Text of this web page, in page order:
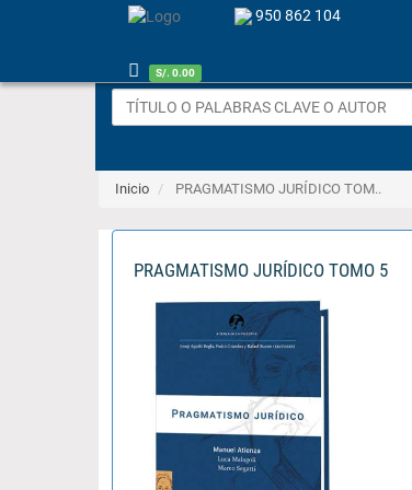
950 862 104
S/. 0.00
Inicio PRAGMATISMO JURÍDICO TOM..
PRAGMATISMO JURÍDICO TOMO 5